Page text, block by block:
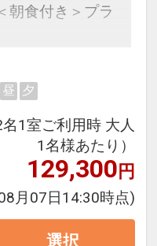
朝食付き＞プラ
ッケージだか
ろん周遊旅行
けの宿泊や延
由自在です。
JAL（または
！フライトマイ
昼 夕
名1室ご利用時 大人
1名様あたり）
129,300円
月07日14:30時点)
選択